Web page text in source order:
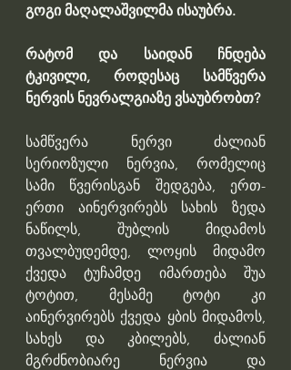
გოგი მაღალაშვილმა ისაუბრა.
რატომ და საიდან ჩნდება
ტკივილი, როდესაც სამწვერა
ნერვის ნევრალგიაზე ვსაუბრობთ?
სამწვერა ნერვი ძალიან
სერიოზული ნერვია, რომელიც
სამი წვერისგან შედგება, ერთ-
ერთი აინერვირებს სახის ზედა
ნაწილს, შუბლის მიდამოს
თვალბუდემდე, ლოყის მიდამო
ქვედა ტუჩამდე იმართება შუა
ტოტით, მესამე ტოტი კი
აინერვირებს ქვედა ყბის მიდამოს,
სახეს და კბილებს, ძალიან
მგრძნობიარე ნერვია და